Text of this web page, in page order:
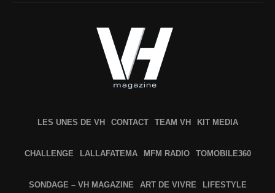
LES UNES DE VH CONTACT TEAM VH KIT MEDIA
CHALLENGE LALLAFATEMA MFM RADIO TOMOBILE360
SONDAGE – VH MAGAZINE ART DE VIVRE LIFESTYLE